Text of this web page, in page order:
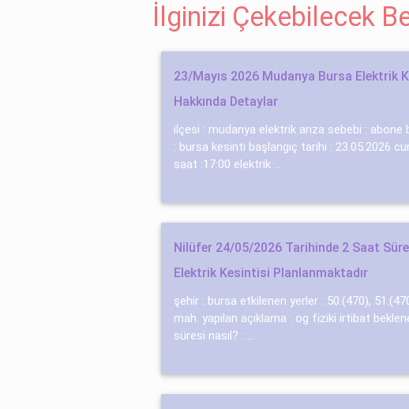
İlginizi Çekebilecek
23/Mayıs 2026 Mudanya Bursa Elektrik
Hakkında Detaylar
ilçesi : mudanya elektrik arıza sebebi : abone
: bursa kesinti başlangıç tarihi : 23.05.2026
saat :17:00 elektrik ...
Nilüfer 24/05/2026 Tarihinde 2 Saat
Elektrik Kesintisi Planlanmaktadır
şehir : bursa etkilenen yerler : 50.(470),
mah. yapılan açıklama : og fi̇zi̇ki̇ i̇rti̇bat
süresi nasıl? : ...